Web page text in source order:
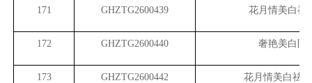
171 GHZTG2600439 花月情美白祛
172 GHZTG2600440 奢艳美白防
173 GHZTG2600442 花月情美白祛